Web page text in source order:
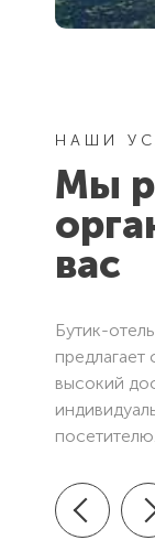
НАШИ
Мы
вас
Бутик-
высокий
посетителю.